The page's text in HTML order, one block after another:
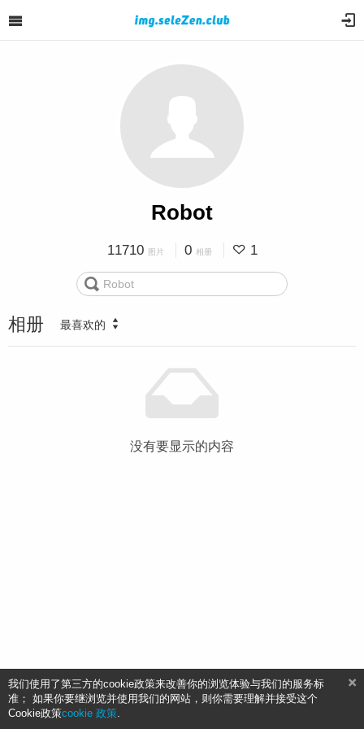
Robot
11710 图片 0 相册 1
相册 最喜欢的
没有要显示的内容
我们使用了第三方的cookie政策来改善你的浏览体验与我们的服务标
准； 如果你要继浏览并使用我们的网站，则你需要理解并接受这个
Cookie政策cookie 政策.